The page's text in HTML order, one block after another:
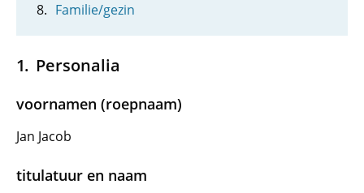
Familie/gezin
Personalia
voornamen (roepnaam)
Jan Jacob
titulatuur en naam